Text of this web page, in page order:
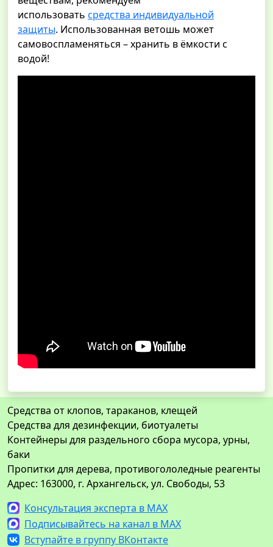
использовать средства индивидуальной
защиты. Использованная ветошь может
самовоспламеняться – хранить в ёмкости с
водой!
Средства от клопов, тараканов, клещей
Средства для дезинфекции, биотуалеты
Контейнеры для раздельного сбора мусора, урны,
баки
Пропитки для дерева, противогололедные реагенты
Адрес: 163000, г. Архангельск, ул. Свободы, 53
Консультация эксперта в MAX
Подписывайтесь на канал в MAX
Вступайте в группу ВКонтакте